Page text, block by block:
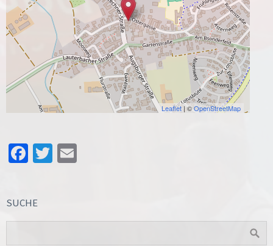
Leaflet | ©OpenStreetMap
Facebook
Twitter
SUCHE